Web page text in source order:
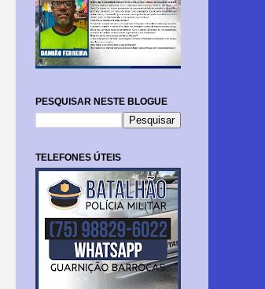
PESQUISAR NESTE BLOGUE
TELEFONES ÚTEIS